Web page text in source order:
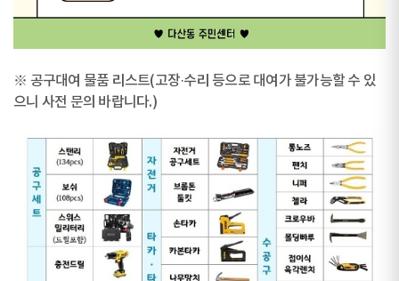
※ 공구대여 물품 리스트(고장·수리 등으로 대여가 불가능할 수 있
으니 사전 문의 바랍니다.)